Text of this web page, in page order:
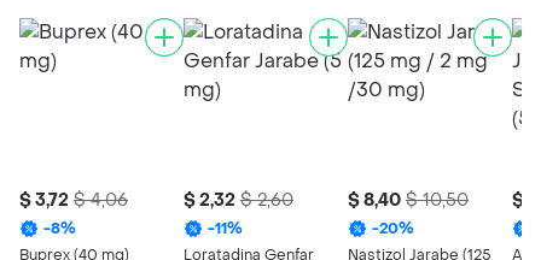
$ 3,72 $ 4,06
-8%
Buprex (40 mg)
$ 2,32 $ 2,60
-11%
Loratadina Genfar
$ 8,40 $ 10,50
-20%
Nastizol Jarabe (125
$